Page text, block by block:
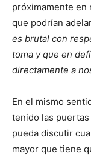
próximamente en
que podrían
es brutal con
toma y que en
directamente a
En el mismo
tenido las
pueda discutir
mayor que tiene